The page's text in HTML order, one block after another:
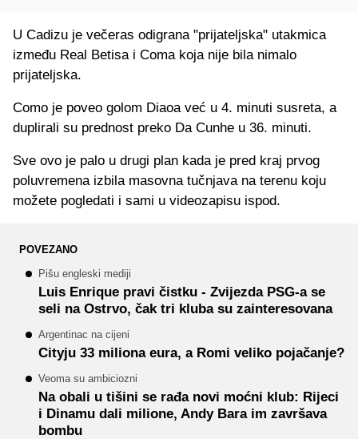
U Cadizu je večeras odigrana "prijateljska" utakmica
između Real Betisa i Coma koja nije bila nimalo
prijateljska.
Como je poveo golom Diaoa već u 4. minuti susreta, a
duplirali su prednost preko Da Cunhe u 36. minuti.
Sve ovo je palo u drugi plan kada je pred kraj prvog
poluvremena izbila masovna tučnjava na terenu koju
možete pogledati i sami u videozapisu ispod.
POVEZANO
Pišu engleski mediji
Luis Enrique pravi čistku - Zvijezda PSG-a se
seli na Ostrvo, čak tri kluba su zainteresovana
Argentinac na cijeni
Cityju 33 miliona eura, a Romi veliko pojačanje?
Veoma su ambiciozni
Na obali u tišini se rađa novi moćni klub: Rijeci
i Dinamu dali milione, Andy Bara im završava
bombu